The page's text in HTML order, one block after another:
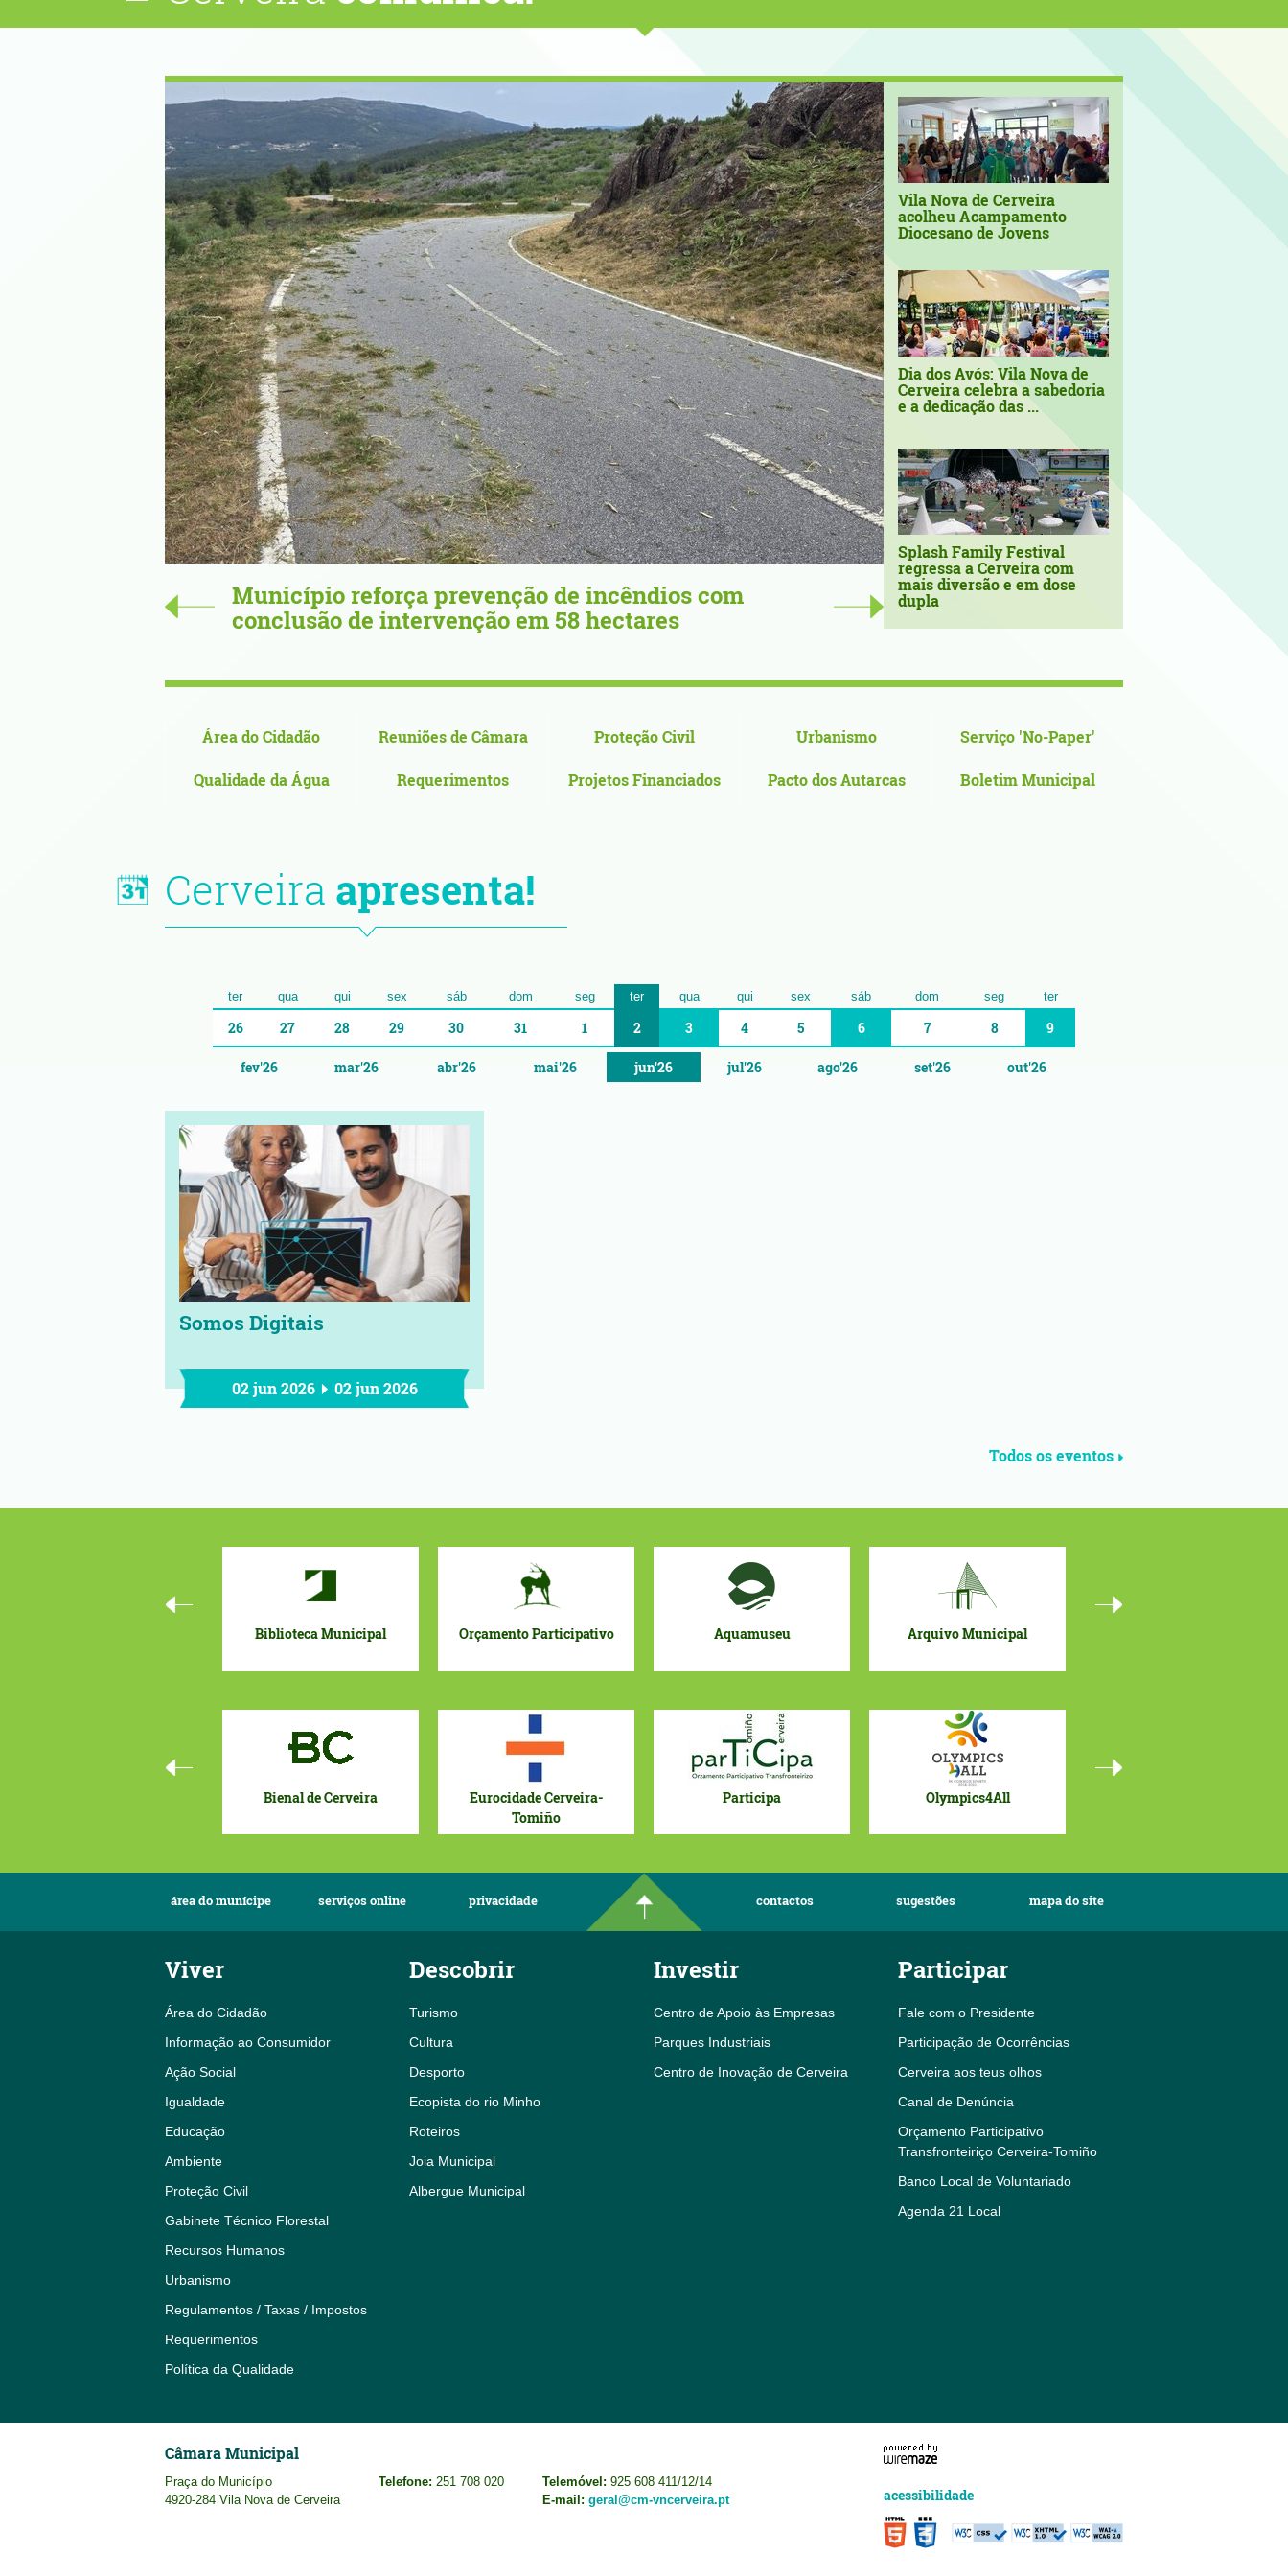
67,34 metros de orgulho: Flor Deniz Ruiz projeta Vila
Nova de Cerveira no ...
‘Sons no Terreiro’ continuam
verão em Vila Nova de
Vila Nova de Cerveira
acolheu Acampamento
Diocesano de Jovens
Dia dos Avós: Vila Nova de
Cerveira celebra a sabedoria
e a dedicação das ...
Splash Family Festival
regressa a Cerveira com
mais diversão e em dose
dupla
Área do Cidadão Reuniões de Câmara Proteção Civil Urbanismo Serviço 'No-Paper'
Qualidade da Água Requerimentos Projetos Financiados Pacto dos Autarcas Boletim Municipal
Cerveira apresenta!
ter qua qui sex sáb dom seg ter qua qui sex sáb dom seg ter
26 27 28 29 30 31 1 2 3 4 5 6 7 8 9
fev'26 mar'26 abr'26 mai'26 jun'26 jul'26 ago'26 set'26 out'26
Somos Digitais
02 jun 2026 02 jun 2026
Todos os eventos
Biblioteca Municipal Orçamento Participativo Aquamuseu Arquivo Municipal
Bienal de Cerveira
Eurocidade Cerveira-
Tomiño
Participa Olympics4All
área do munícipe serviços online privacidade contactos sugestões mapa do site
Viver
Área do Cidadão
Informação ao Consumidor
Ação Social
Igualdade
Educação
Ambiente
Proteção Civil
Gabinete Técnico Florestal
Recursos Humanos
Urbanismo
Regulamentos / Taxas / Impostos
Requerimentos
Política da Qualidade
Descobrir
Turismo
Cultura
Desporto
Ecopista do rio Minho
Roteiros
Joia Municipal
Albergue Municipal
Investir
Centro de Apoio às Empresas
Parques Industriais
Centro de Inovação de Cerveira
Participar
Fale com o Presidente
Participação de Ocorrências
Cerveira aos teus olhos
Canal de Denúncia
Orçamento Participativo
Transfronteiriço Cerveira-Tomiño
Banco Local de Voluntariado
Agenda 21 Local
Câmara Municipal
Praça do Município
4920-284 Vila Nova de Cerveira
Telefone: 251 708 020 Telemóvel: 925 608 411/12/14
E-mail: geral@cm-vncerveira.pt acessibilidade